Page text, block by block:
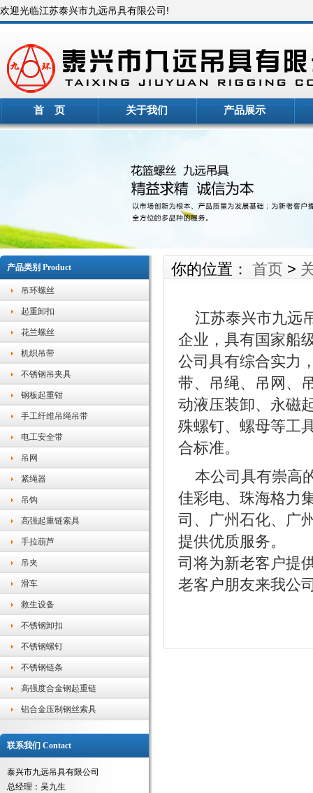
欢迎光临江苏泰兴市九远吊具有限公司!
首 页 关于我们 产品展示
产品类别 Product
吊环螺丝
起重卸扣
花兰螺丝
机织吊带
不锈钢吊夹具
钢板起重钳
手工纤维吊绳吊带
电工安全带
吊网
紧绳器
吊钩
高强起重链索具
手拉葫芦
吊夹
滑车
救生设备
不锈钢卸扣
不锈钢螺钉
不锈钢链条
高强度合金钢起重链
铝合金压制钢丝索具
联系我们 Contact
泰兴市九远吊具有限公司
总经理：吴九生
你的位置： 首页 >
江苏泰兴市九远
企业，具有国家船
公司具有综合实力
带、吊绳、吊网、
动液压装卸、永磁
殊螺钉、螺母等工
合标准。
本公司具有崇高
佳彩电、珠海格力
司、广州石化、广
提供优质服务。
司将为新老客户提
老客户朋友来我公